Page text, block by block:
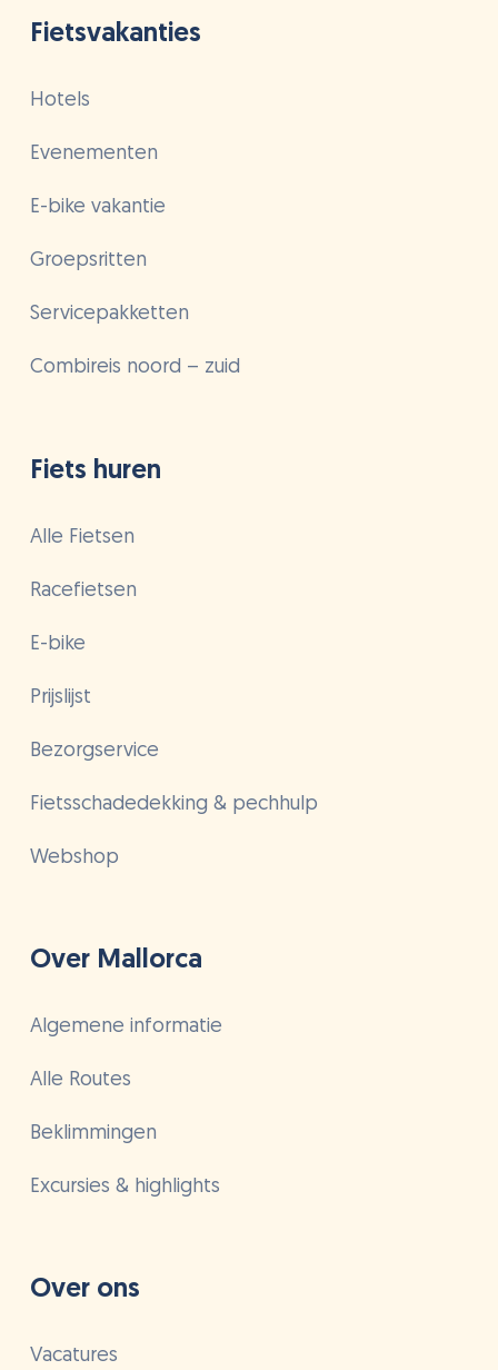
Fietsvakanties
Hotels
Evenementen
E-bike vakantie
Groepsritten
Servicepakketten
Combireis noord – zuid
Fiets huren
Alle Fietsen
Racefietsen
E-bike
Prijslijst
Bezorgservice
Fietsschadedekking & pechhulp
Webshop
Over Mallorca
Algemene informatie
Alle Routes
Beklimmingen
Excursies & highlights
Over ons
Vacatures